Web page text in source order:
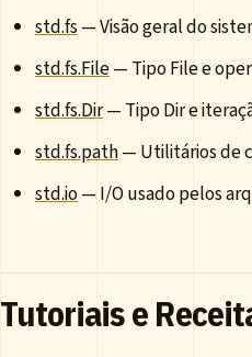
std.fs— Visão geral do
std.fs.File— Tipo File e
std.fs.Dir— Tipo Dir e
std.fs.path— Utilitários de
std.io— I/O usado pelos
Tutoriais e